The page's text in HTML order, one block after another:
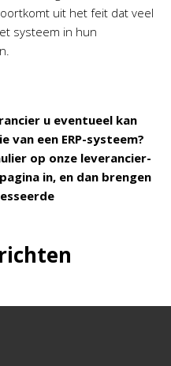
uit het feit dat veel
systeem in hun
u eventueel kan
van een ERP-systeem?
op onze leverancier-
in, en dan brengen